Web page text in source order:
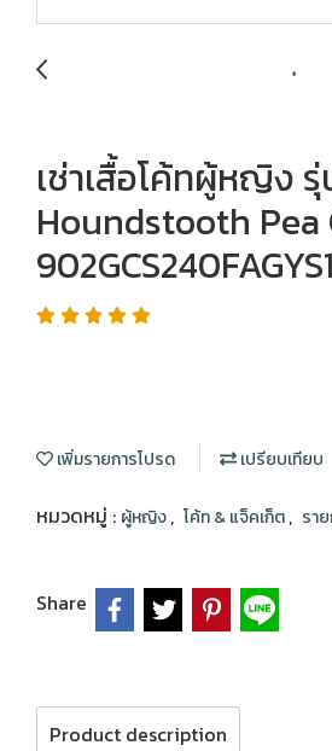
เช่าเสื้อโค้ทผู้หญิง
Houndstooth Pea
902GCS240FAGYS1
เพิ่มรายการโปรด เปรียบเทียบ
หมวดหมู่ : ผู้หญิง, โค้ท & แจ็คเก็ต, รา
Share
Product description